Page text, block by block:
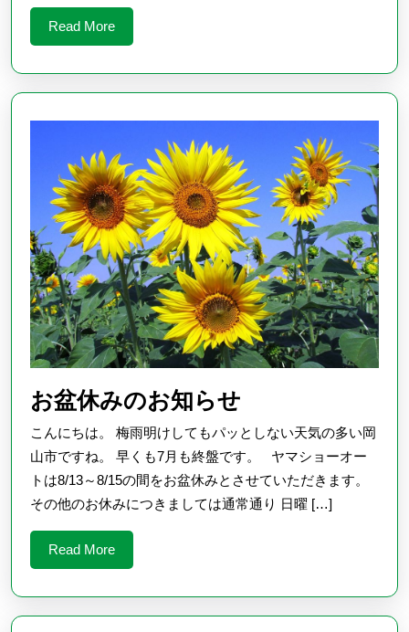
に
つ
い
て
Read MoreRead
More
お盆休みのお知らせ
盆
休
み
の
ら
せ
こんにちは。 梅雨明けしてもパッとしない天気の多い岡
山市ですね。 早くも7月も終盤です。 ヤマショーオー
トは8/13～8/15の間をお盆休みとさせていただきます。
その他のお休みにつきましては通常通り 日曜 […]
Read MoreRead
More